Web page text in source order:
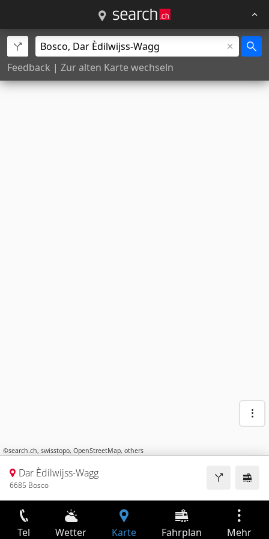
Feedback | Zur alten Karte wechseln
©search.ch, swisstopo, OpenStreetMap, others
Dar Èdilwijss-Wagg
6685 Bosco
Tel Wetter Karte Fahrplan Mehr